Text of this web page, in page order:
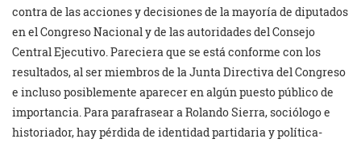
contra de las acciones y decisiones de la mayoría de diputados
en el Congreso Nacional y de las autoridades del Consejo
Central Ejecutivo. Pareciera que se está conforme con los
resultados, al ser miembros de la Junta Directiva del Congreso
e incluso posiblemente aparecer en algún puesto público de
importancia. Para parafrasear a Rolando Sierra, sociólogo e
historiador, hay pérdida de identidad partidaria y política-